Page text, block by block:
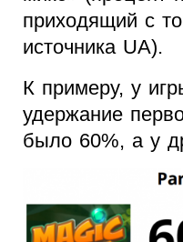
приходящий с
источника UA).
К примеру, у
удержание
было 60%, а у